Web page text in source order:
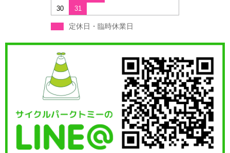
30
31
定休日・臨時休業日